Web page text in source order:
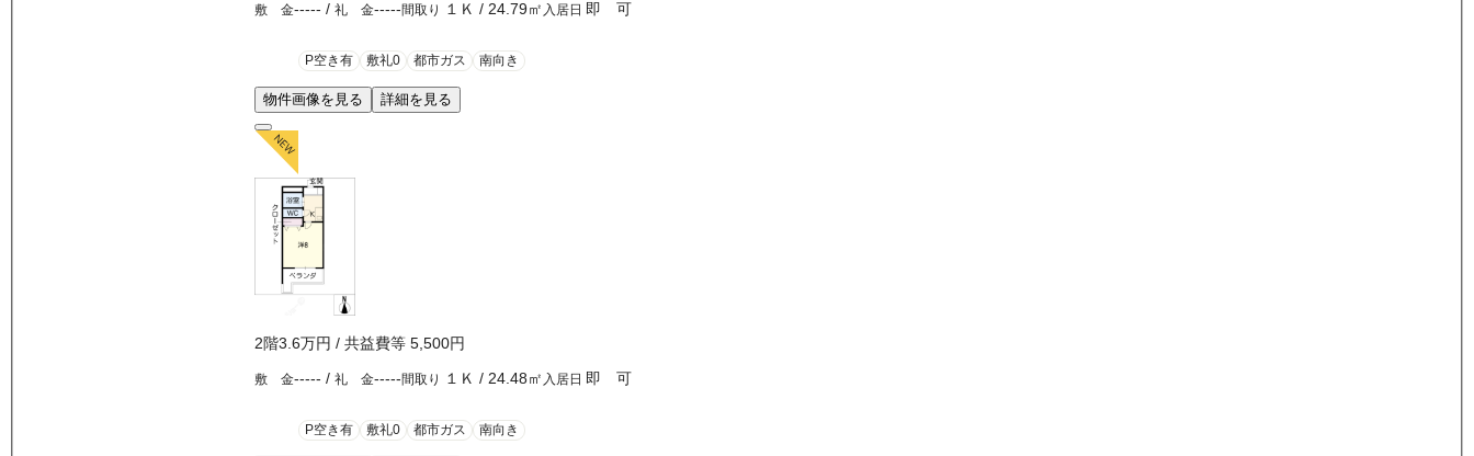
敷 金----- / 礼 金-----間取り １Ｋ / 24.79㎡ 入居日 即 可
P空き有 敷礼0 都市ガス 南向き
物件画像を見る 詳細を見る
2階3.6万円 / 共益費等 5,500円
敷 金----- / 礼 金-----間取り １Ｋ / 24.48㎡ 入居日 即 可
P空き有 敷礼0 都市ガス 南向き